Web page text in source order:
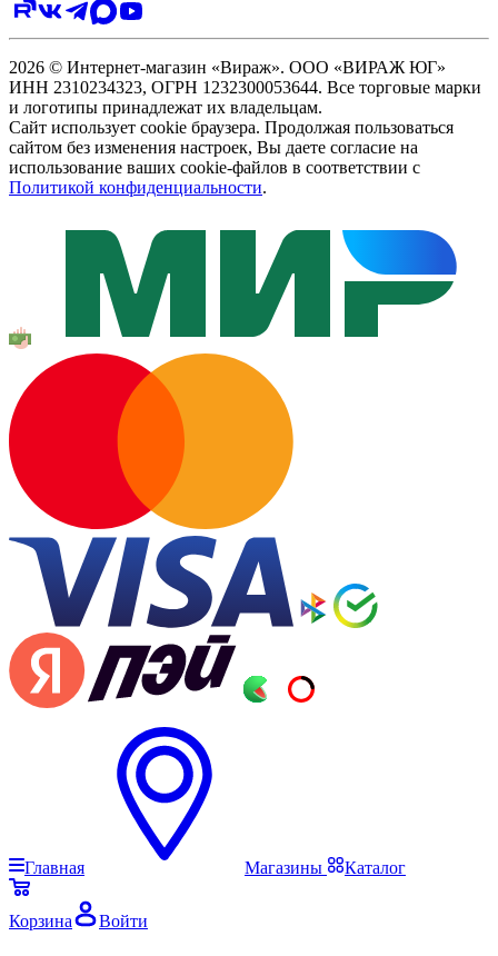
2026 © Интернет-магазин «Вираж». ООО «ВИРАЖ ЮГ»
ИНН 2310234323, ОГРН 1232300053644. Все торговые марки
и логотипы принадлежат их владельцам.
Сайт использует cookie браузера. Продолжая пользоваться
сайтом без изменения настроек, Вы даете согласие на
использование ваших cookie-файлов в соответствии с
Политикой конфиденциальности.
Главная Магазины Каталог
Корзина Войти